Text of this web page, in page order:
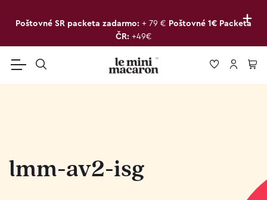
+
Poštovné SR packeta zadarmo: + 79 € Poštovné 1€ Packeta
ČR: +49€
lmm-av2-isg